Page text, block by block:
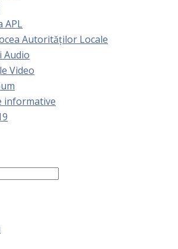
APL
Autorităților Locale
Audio
Video
informative